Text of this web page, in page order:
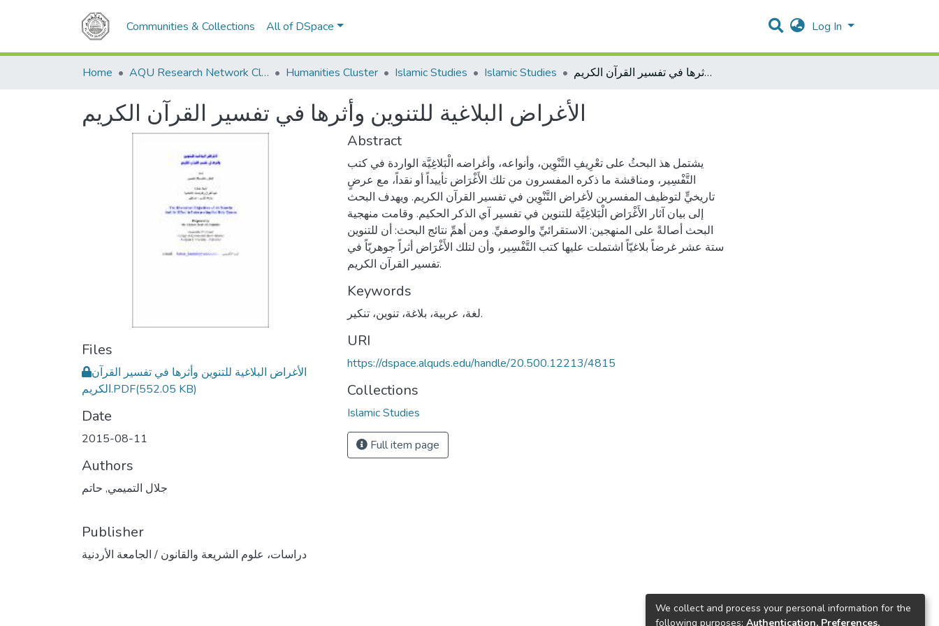
Communities & Collections All of DSpace Log In
Home AQU Research Network Clusters Humanities Cluster Islamic Studies Islamic Studies الأغراض البلاغية للتنوين وأثرها في تفسير القرآن الكريم
الأغراض البلاغية للتنوين وأثرها في تفسير القرآن الكريم
Files
الأغراض البلاغية للتنوين وأثرها في تفسير القرآن
الكريم.PDF(552.05 KB)
Date
2015-08-11
Authors
جلال التميمي, حاتم
Publisher
دراسات، علوم الشريعة والقانون / الجامعة الأردنية
Abstract
يشتمل هذ البحثُ على تعْرِيفِ التَّنْوِين، وأنواعه، وأغراضه الْبَلاغِيَّة الواردة في كتب
التَّفْسِير، ومناقشة ما ذكره المفسرون من تلك الأَغْرَاض تأييداً أو نقداً، مع عرضٍ
تاريخيٍّ لتوظيف المفسرين لأغراض التَّنْوِين في تفسير القرآن الكريم. ويهدف البحث
إلى بيان آثار الأَغْرَاض الْبَلاغِيَّة للتنوين في تفسير آي الذكر الحكيم. وقامت منهجية
البحث أصالةً على المنهجين: الاستقرائيِّ والوصفيِّ. ومن أهمِّ نتائج البحث: أن للتنوين
ستة عشر غرضاً بلاغيّاً اشتملت عليها كتب التَّفْسِير، وأن لتلك الأَغْرَاض أثراً جوهريّاً في
تفسير القرآن الكريم.
Keywords
لغة، عربية، بلاغة، تنوين، تنكير.
URI
https://dspace.alquds.edu/handle/20.500.12213/4815
Collections
Islamic Studies
Full item page
We collect and process your personal information for the
following purposes: Authentication, Preferences,